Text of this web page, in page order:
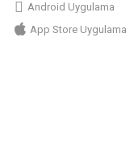
Android Uygulama
App Store Uygulama